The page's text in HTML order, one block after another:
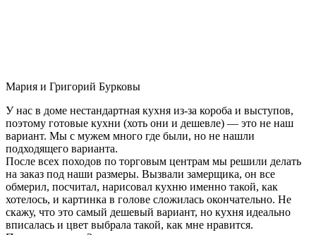
Мария и Григорий Бурковы
У нас в доме нестандартная кухня из-за короба и выступов,
поэтому готовые кухни (хоть они и дешевле) — это не наш
вариант. Мы с мужем много где были, но не нашли
подходящего варианта.
После всех походов по торговым центрам мы решили делать
на заказ под наши размеры. Вызвали замерщика, он все
обмерил, посчитал, нарисовал кухню именно такой, как
хотелось, и картинка в голове сложилась окончательно. Не
скажу, что это самый дешевый вариант, но кухня идеально
вписалась и цвет выбрала такой, как мне нравится.